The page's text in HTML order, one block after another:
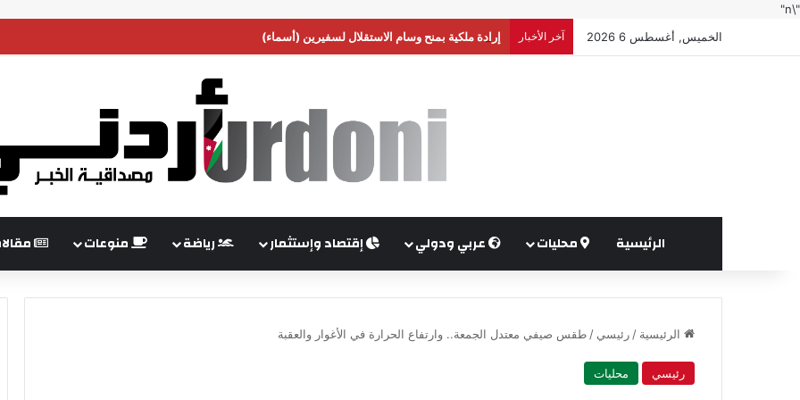
"\n"
الخميس, أغسطس 6 2026
آخر الأخبار إرادة ملكية بمنح وسام الاستقلال لسفيرين (أسماء)
الرئيسية محليات عربي ودولي إقتصاد وإستثمار رياضة منوعات
الرئيسية / رئيسي / طقس صيفي معتدل الجمعة.. وارتفاع الحرارة في الأغوار والعقبة
رئيسي محليات